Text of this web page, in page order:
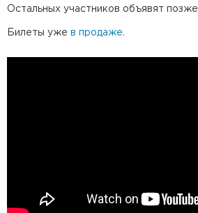
Остальных участников объявят позже.
Билеты уже в продаже